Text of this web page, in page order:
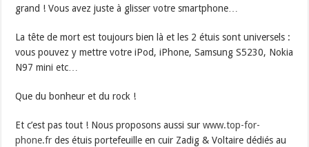
grand ! Vous avez juste à glisser votre smartphone…
La tête de mort est toujours bien là et les 2 étuis sont universels :
vous pouvez y mettre votre iPod, iPhone, Samsung S5230, Nokia
N97 mini etc…
Que du bonheur et du rock !
Et c’est pas tout ! Nous proposons aussi surwww.top-for-
phone.fr des étuis portefeuille en cuir Zadig & Voltaire dédiés au